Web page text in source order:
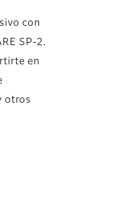
con
SP-2.
en
otros